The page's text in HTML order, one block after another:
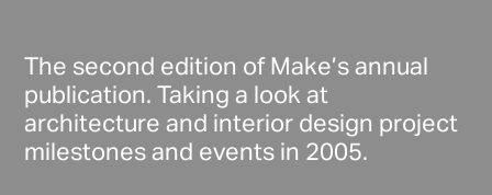
The second edition of Make’s annual
publication. Taking a look at
architecture and interior design project
milestones and events in 2005.